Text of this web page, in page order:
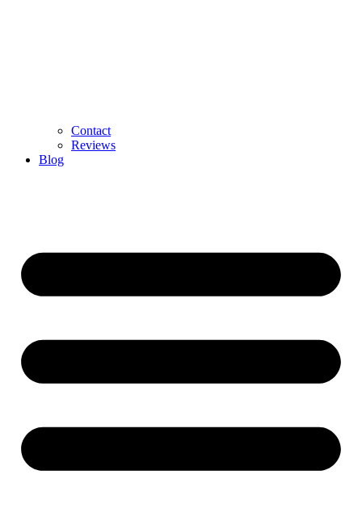
Contact
Reviews
Blog